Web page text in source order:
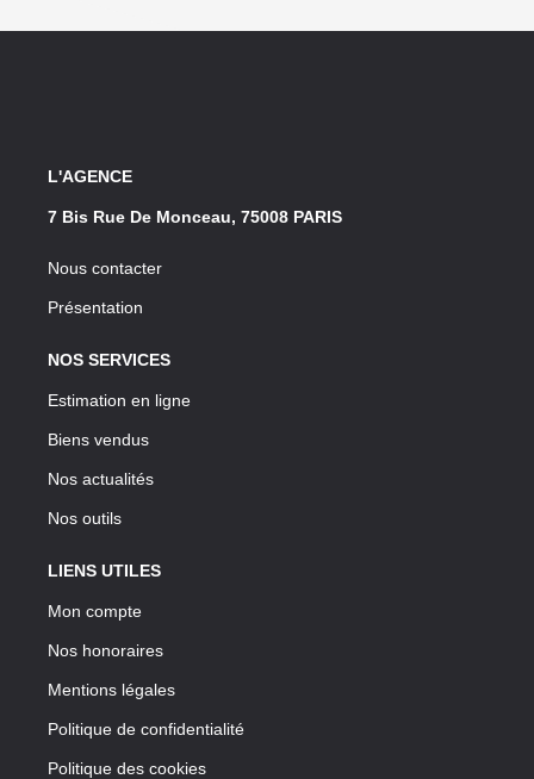
L'AGENCE
7 Bis Rue De Monceau, 75008 PARIS
Nous contacter
Présentation
NOS SERVICES
Estimation en ligne
Biens vendus
Nos actualités
Nos outils
LIENS UTILES
Mon compte
Nos honoraires
Mentions légales
Politique de confidentialité
Politique des cookies